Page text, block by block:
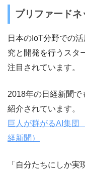
プリファードネ
日本のIoT分野での
究と開発を行うスタ
注目されています。
2018年の日経新聞で
紹介されています。
巨人が群がるAI集団
経新聞）
「自分たちにしか